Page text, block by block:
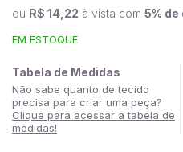
ou R$ 14,22 à vista com 5% de
EM ESTOQUE
Tabela de Medidas
Não sabe quanto de tecido
precisa para criar uma peça?
Clique para acessar a tabela de
medidas!